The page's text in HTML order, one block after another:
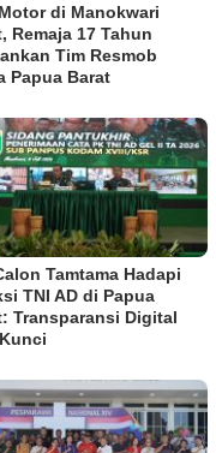
di Manokwari
Remaja 17 Tahun
Tim Resmob
Papua Barat
Tamtama Hadapi
TNI AD di Papua
Transparansi Digital